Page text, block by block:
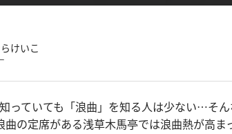
けいこ
っていても「浪曲」を知る人は少ない…そ
曲の定席がある浅草木馬亭では浪曲熱が高ま